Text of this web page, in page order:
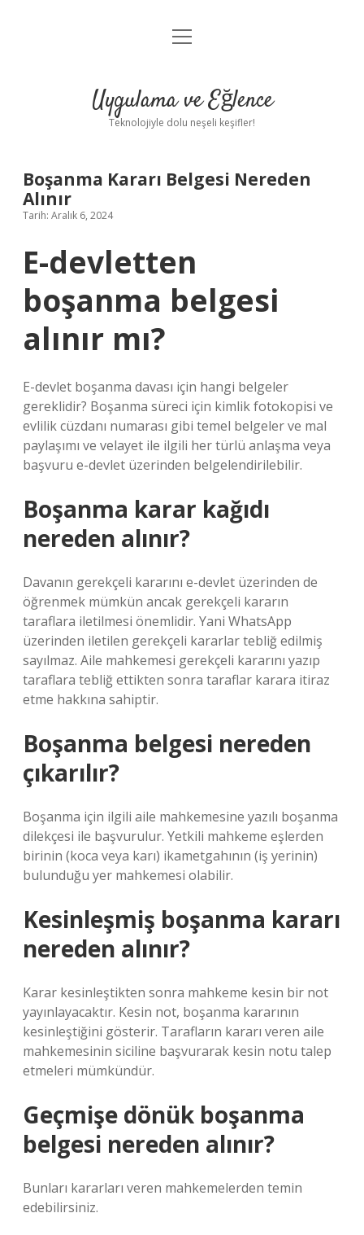
Anasayfa
Yasal Uyarı
menüyü
Uygulama ve Eğlence
Teknolojiyle dolu neşeli keşifler!
Boşanma Kararı Belgesi Nereden
Alınır
Tarih: Aralık 6, 2024
E-devletten
boşanma belgesi
alınır mı?
E-devlet boşanma davası için hangi belgeler
gereklidir? Boşanma süreci için kimlik fotokopisi ve
evlilik cüzdanı numarası gibi temel belgeler ve mal
paylaşımı ve velayet ile ilgili her türlü anlaşma veya
başvuru e-devlet üzerinden belgelendirilebilir.
Boşanma karar kağıdı
nereden alınır?
Davanın gerekçeli kararını e-devlet üzerinden de
öğrenmek mümkün ancak gerekçeli kararın
taraflara iletilmesi önemlidir. Yani WhatsApp
üzerinden iletilen gerekçeli kararlar tebliğ edilmiş
sayılmaz. Aile mahkemesi gerekçeli kararını yazıp
taraflara tebliğ ettikten sonra taraflar karara itiraz
etme hakkına sahiptir.
Boşanma belgesi nereden
çıkarılır?
Boşanma için ilgili aile mahkemesine yazılı boşanma
dilekçesi ile başvurulur. Yetkili mahkeme eşlerden
birinin (koca veya karı) ikametgahının (iş yerinin)
bulunduğu yer mahkemesi olabilir.
Kesinleşmiş boşanma kararı
nereden alınır?
Karar kesinleştikten sonra mahkeme kesin bir not
yayınlayacaktır. Kesin not, boşanma kararının
kesinleştiğini gösterir. Tarafların kararı veren aile
mahkemesinin siciline başvurarak kesin notu talep
etmeleri mümkündür.
Geçmişe dönük boşanma
belgesi nereden alınır?
Bunları kararları veren mahkemelerden temin
edebilirsiniz.